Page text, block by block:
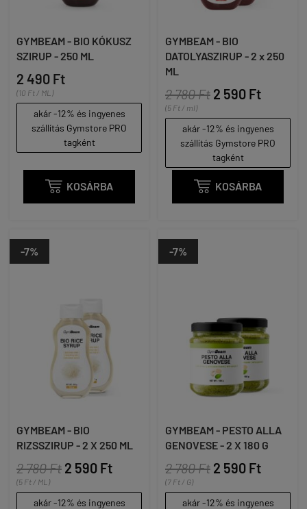
GYMBEAM - BIO KÓKUSZ
SZIRUP - 250 ML
2 490 Ft
(10 Ft / ML)
akár -12% és ingyenes
szállítás Gymstore PRO
tagként
 KOSÁRBA
GYMBEAM - BIO
DATOLYASZIRUP - 2 x 250
ML
2 780 Ft 2 590 Ft
(5 Ft / ml)
akár -12% és ingyenes
szállítás Gymstore PRO
tagként
 KOSÁRBA
-7%
GYMBEAM - BIO
RIZSSZIRUP - 2 X 250 ML
2 780 Ft 2 590 Ft
(5 Ft / ML)
akár -12% és ingyenes
-7%
GYMBEAM - PESTO ALLA
GENOVESE - 2 X 180 G
2 780 Ft 2 590 Ft
(7 Ft / G)
akár -12% és ingyenes